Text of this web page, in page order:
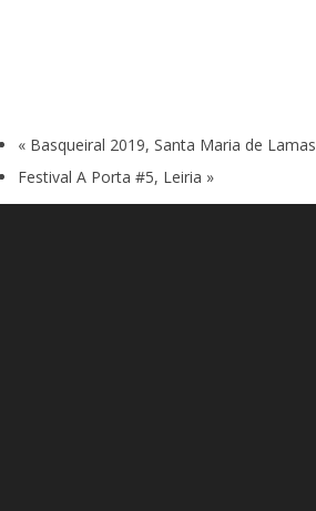
« Basqueiral 2019, Santa Maria de Lamas
Festival A Porta #5, Leiria »